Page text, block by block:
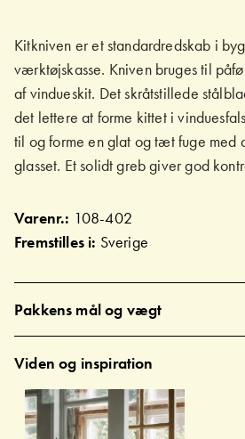
Kitkniven er et standardredskab i
værktøjskasse. Kniven bruges til
af vindueskit. Det skråtstillede
det lettere at forme kittet i
til og forme en glat og tæt fuge med
glasset. Et solidt greb giver god
Varenr.: 108-402
Fremstilles i: Sverige
Pakkens mål og vægt
Viden og inspiration